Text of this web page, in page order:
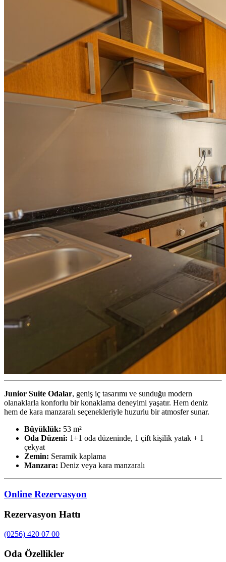
Junior Suite Odalar, geniş iç tasarımı ve sunduğu modern
olanaklarla konforlu bir konaklama deneyimi yaşatır. Hem deniz
hem de kara manzaralı seçenekleriyle huzurlu bir atmosfer sunar.
Büyüklük: 53 m²
Oda Düzeni: 1+1 oda düzeninde, 1 çift kişilik yatak + 1
çekyat
Zemin: Seramik kaplama
Manzara: Deniz veya kara manzaralı
Online Rezervasyon
Rezervasyon Hattı
(0256) 420 07 00
Oda Özellikler